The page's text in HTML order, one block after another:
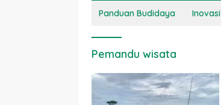
Panduan Budidaya Inovasi
Pemandu wisata